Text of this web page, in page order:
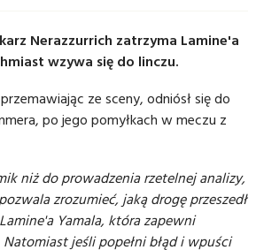
Nerazzurrich zatrzyma Lamine'a
wzywa się do linczu.
ze sceny, odniósł się do
po jego pomyłkach w meczu z
niż do prowadzenia rzetelnej analizy,
zrozumieć, jaką drogę przeszedł
Yamala, która zapewni
jeśli popełni błąd i wpuści